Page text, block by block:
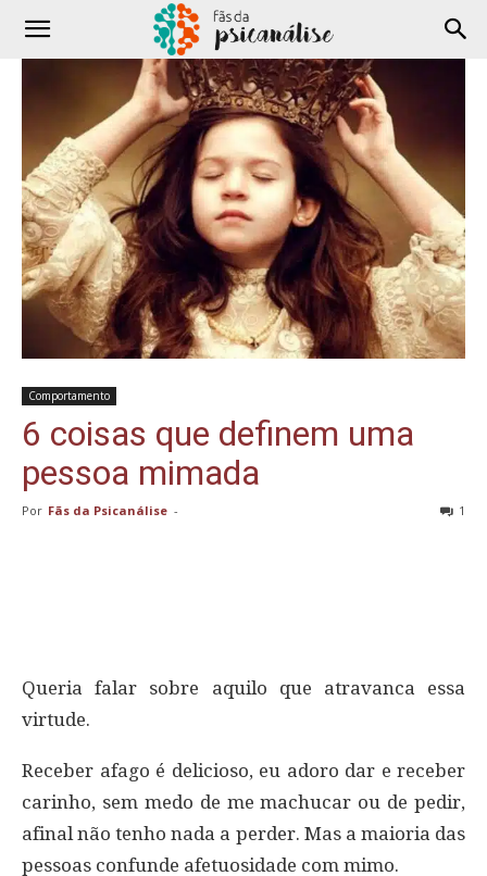
Comportamento
6 coisas que definem uma
pessoa mimada
Por Fãs da Psicanálise - 1
Queria falar sobre aquilo que atravanca essa
virtude.
Receber afago é delicioso, eu adoro dar e receber
carinho, sem medo de me machucar ou de pedir,
afinal não tenho nada a perder. Mas a maioria das
pessoas confunde afetuosidade com mimo.